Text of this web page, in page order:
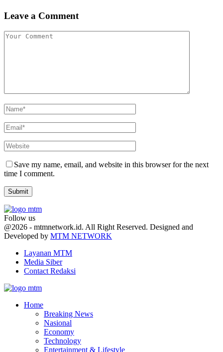
Leave a Comment
Save my name, email, and website in this browser for the next
time I comment.
Follow us
Facebook
Twitter
Youtube
@2026 - mtmnetwork.id. All Right Reserved. Designed and
Developed by MTM NETWORK
Layanan MTM
Media Siber
Contact Redaksi
Home
Breaking News
Nasional
Economy
Technology
Entertainment & Lifestyle